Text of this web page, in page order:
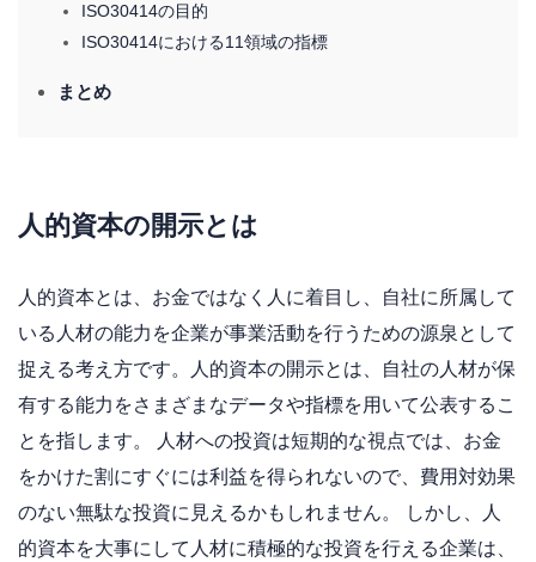
ISO30414の目的
ISO30414における11領域の指標
まとめ
人的資本の開示とは
人的資本とは、お金ではなく人に着目し、自社に所属して
いる人材の能力を企業が事業活動を行うための源泉として
捉える考え方です。人的資本の開示とは、自社の人材が保
有する能力をさまざまなデータや指標を用いて公表するこ
とを指します。 人材への投資は短期的な視点では、お金
をかけた割にすぐには利益を得られないので、費用対効果
のない無駄な投資に見えるかもしれません。 しかし、人
的資本を大事にして人材に積極的な投資を行える企業は、